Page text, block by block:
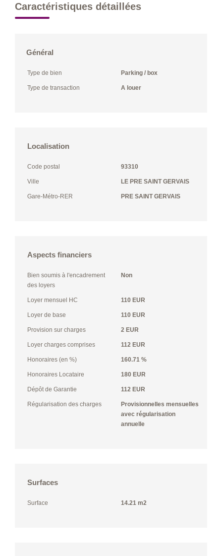
Caractéristiques détaillées
Général
Type de bien Parking / box
Type de transaction A louer
Localisation
Code postal 93310
Ville LE PRE SAINT GERVAIS
Gare-Métro-RER PRE SAINT GERVAIS
Aspects financiers
Bien soumis à l'encadrement
des loyers
Non
Loyer mensuel HC 110 EUR
Loyer de base 110 EUR
Provision sur charges 2 EUR
Loyer charges comprises 112 EUR
Honoraires (en %) 160.71 %
Honoraires Locataire 180 EUR
Dépôt de Garantie 112 EUR
Régularisation des charges
Provisionnelles mensuelles
avec régularisation
annuelle
Surfaces
Surface 14.21 m2